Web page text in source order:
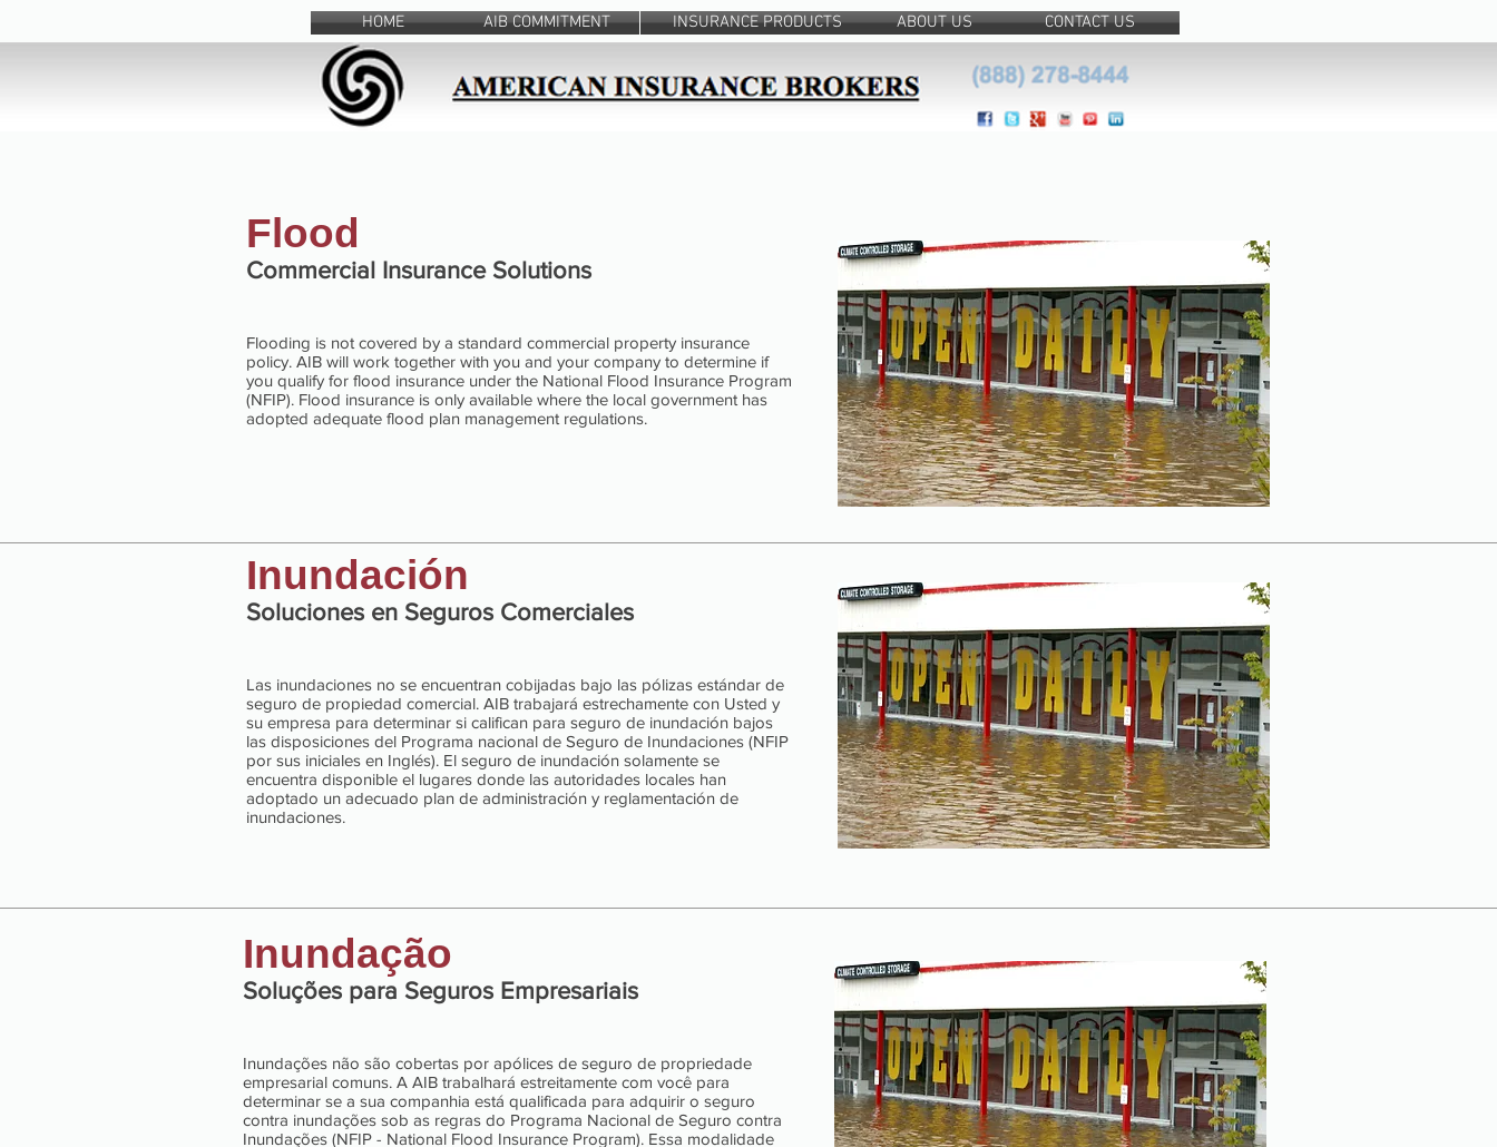
HOME AIB COMMITMENT INSURANCE PRODUCTS ABOUT US CONTACT US
Flood
Commercial Insurance Solutions
Flooding is not covered by a standard commercial property insurance
policy. AIB will work together with you and your company to determine if
you qualify for flood insurance under the National Flood Insurance Program
(NFIP). Flood insurance is only available where the local government has
adopted adequate flood plan management regulations.
Inundación
Soluciones en Seguros Comerciales
Las inundaciones no se encuentran cobijadas bajo las pólizas estándar de
seguro de propiedad comercial. AIB trabajará estrechamente con Usted y
su empresa para determinar si califican para seguro de inundación bajos
las disposiciones del Programa nacional de Seguro de Inundaciones (NFIP
por sus iniciales en Inglés). El seguro de inundación solamente se
encuentra disponible el lugares donde las autoridades locales han
adoptado un adecuado plan de administración y reglamentación de
inundaciones.
Inundação
Soluções para Seguros Empresariais
Inundações não são cobertas por apólices de seguro de propriedade
empresarial comuns. A AIB trabalhará estreitamente com você para
determinar se a sua companhia está qualificada para adquirir o seguro
contra inundações sob as regras do Programa Nacional de Seguro contra
Inundações (NFIP - National Flood Insurance Program). Essa modalidade